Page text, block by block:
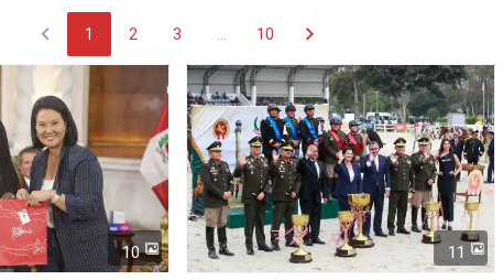
chevron_left 1 2 3 10 chevron_right
10 11